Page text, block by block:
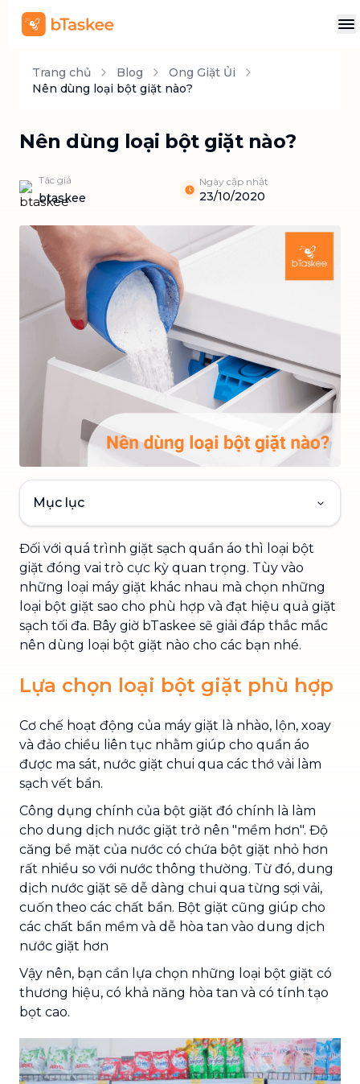
Trang chủ Blog
Ong Giặt Ủi
Nên dùng loại bột giặt nào?
Nên dùng loại bột giặt nào?
Tác giả
btaskee
Ngày cập nhật
23/10/2020
Mục lục
Đối với quá trình giặt sạch quần áo thì loại bột
giặt đóng vai trò cực kỳ quan trọng. Tùy vào
những loại máy giặt khác nhau mà chọn những
loại bột giặt sao cho phù hợp và đạt hiệu quả giặt
sạch tối đa. Bây giờ bTaskee sẽ giải đáp thắc mắc
nên dùng loại bột giặt nào cho các bạn nhé.
Lựa chọn loại bột giặt phù hợp
Cơ chế hoạt động của máy giặt là nhào, lộn, xoay
và đảo chiều liên tục nhằm giúp cho quần áo
được ma sát, nước giặt chui qua các thớ vải làm
sạch vết bẩn.
Công dụng chính của bột giặt đó chính là làm
cho dung dịch nước giặt trở nên "mềm hơn". Độ
căng bề mặt của nước có chứa bột giặt nhỏ hơn
rất nhiều so với nước thông thường. Từ đó, dung
dịch nước giặt sẽ dễ dàng chui qua từng sợi vải,
cuốn theo các chất bẩn. Bột giặt cũng giúp cho
các chất bẩn mềm và dễ hòa tan vào dung dịch
nước giặt hơn
Vậy nên, bạn cần lựa chọn những loại bột giặt có
thương hiệu, có khả năng hòa tan và có tính tạo
bọt cao.